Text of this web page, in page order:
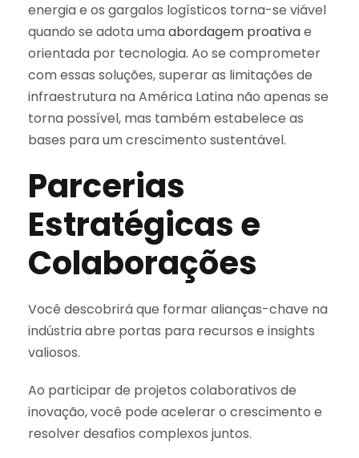
energia e os gargalos logísticos torna-se viável
quando se adota umaabordagem proativae
orientada por tecnologia. Ao se comprometer
com essas soluções, superar as limitações de
infraestrutura na América Latina não apenas se
torna possível, mas também estabelece as
bases para um crescimento sustentável.
Parcerias
Estratégicas e
Colaborações
Você descobrirá que formar alianças-chave na
indústria abre portas para recursos e insights
valiosos.
Ao participar de projetos colaborativos de
inovação, você pode acelerar o crescimento e
resolver desafios complexos juntos.